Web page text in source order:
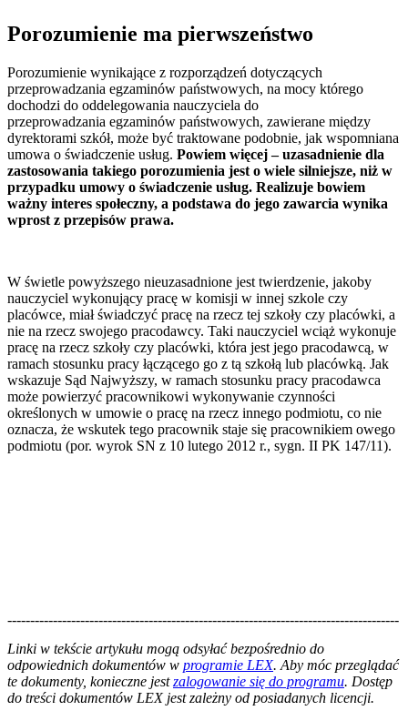
Porozumienie ma pierwszeństwo
Porozumienie wynikające z rozporządzeń dotyczących
przeprowadzania egzaminów państwowych, na mocy którego
dochodzi do oddelegowania nauczyciela do
przeprowadzania egzaminów państwowych, zawierane między
dyrektorami szkół, może być traktowane podobnie, jak wspomniana
umowa o świadczenie usług. Powiem więcej – uzasadnienie dla
zastosowania takiego porozumienia jest o wiele silniejsze, niż w
przypadku umowy o świadczenie usług. Realizuje bowiem
ważny interes społeczny, a podstawa do jego zawarcia wynika
wprost z przepisów prawa.
W świetle powyższego nieuzasadnione jest twierdzenie, jakoby
nauczyciel wykonujący pracę w komisji w innej szkole czy
placówce, miał świadczyć pracę na rzecz tej szkoły czy placówki, a
nie na rzecz swojego pracodawcy. Taki nauczyciel wciąż wykonuje
pracę na rzecz szkoły czy placówki, która jest jego pracodawcą, w
ramach stosunku pracy łączącego go z tą szkołą lub placówką. Jak
wskazuje Sąd Najwyższy, w ramach stosunku pracy pracodawca
może powierzyć pracownikowi wykonywanie czynności
określonych w umowie o pracę na rzecz innego podmiotu, co nie
oznacza, że wskutek tego pracownik staje się pracownikiem owego
podmiotu (por. wyrok SN z 10 lutego 2012 r., sygn. II PK 147/11).
--------------------------------------------------------------------------------------
Linki w tekście artykułu mogą odsyłać bezpośrednio do
odpowiednich dokumentów w programie LEX. Aby móc przeglądać
te dokumenty, konieczne jestzalogowanie się do programu. Dostęp
do treści dokumentów LEX jest zależny od posiadanych licencji.